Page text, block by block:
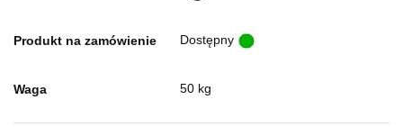
Produkt na zamówienie Dostępny
Waga 50 kg